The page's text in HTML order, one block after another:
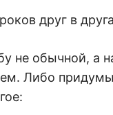
друг в
не обычной, а
Либо